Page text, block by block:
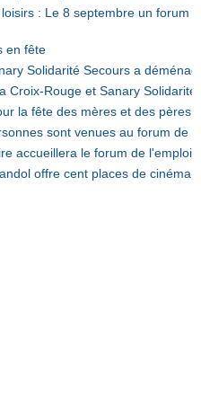
: Le 8 septembre un forum
en fête
Solidarité Secours a
Croix-Rouge et Sanary
la fête des mères et des pères
sont venues au forum de
accueillera le forum de l'emploi
offre cent places de cinéma